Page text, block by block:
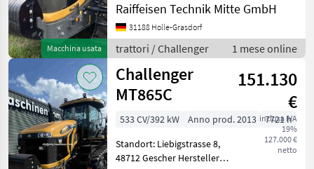
John Deere
Fendt
New Holland
Steyr
Claas
Mostra
Macchina usata
Leitradgewichte je 57KG
Drawbar Adapter CAT V-CAT
IV 27, 5 Extra App Band
AGCOCommand Standard
Plus
Raiffeisen Technik Mitte GmbH
31188 Holle-Grasdorf
trattori / Challenger 1 mese online
Challenger
MT865C
151.130
€
inclusa IVA
19%
127.000 €
netto
533 CV/392 kW Anno prod. 2013
7721 h
Standort: Liebigstrasse 8,
48712 Gescher Hersteller